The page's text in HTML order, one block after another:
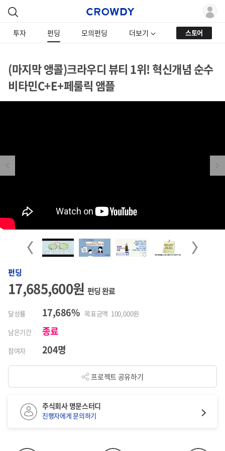
투자 펀딩 모의펀딩 더보기 스토어
(마지막 앵콜)크라우디 뷰티 1위! 혁신개념 순수
비타민C+E+페룰릭 앰플
Previous Next
Previous Next
펀딩
17,685,600원 펀딩 완료
달성률 17,686% 목표금액 100,000원
남은기간
종료
참여자 204명
프로젝트 공유하기
주식회사 명문스터디
진행자에게 문의하기